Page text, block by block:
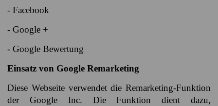
- Facebook
- Google +
- Google Bewertung
Einsatz von Google Remarketing
Diese Webseite verwendet die Remarketing-Funktion
der Google Inc. Die Funktion dient dazu,